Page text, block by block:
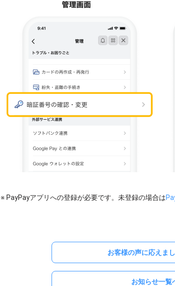
※ PayPayアプリへの登録が必要です。未登録の場合は
お客様の声に応えま
お知らせ一覧